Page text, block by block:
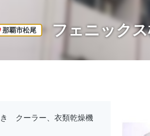
那覇市松尾 フェニック
き クーラー、衣類乾燥機